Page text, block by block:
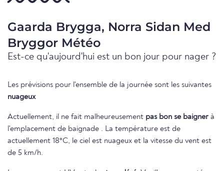
Gaarda Brygga, Norra Sidan Med
Bryggor Météo
Est-ce qu'aujourd'hui est un bon jour pour nager ?
Les prévisions pour l'ensemble de la journée sont les suivantes
nuageux
Actuellement, il ne fait malheureusement pas bon se baigner à
l'emplacement de baignade . La température est de
actuellement 18°C, le ciel est nuageux et la vitesse du vent est
de 5 km/h.